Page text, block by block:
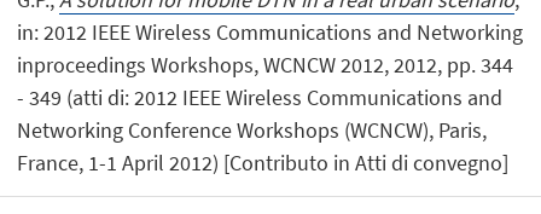
in: 2012 IEEE Wireless Communications and Networking
inproceedings Workshops, WCNCW 2012, 2012, pp. 344
- 349 (atti di: 2012 IEEE Wireless Communications and
Networking Conference Workshops (WCNCW), Paris,
France, 1-1 April 2012) [Contributo in Atti di convegno]